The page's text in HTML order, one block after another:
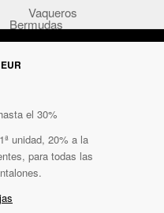
Vaqueros
Bermudas
el 30%
unidad, 20% a la
para todas las